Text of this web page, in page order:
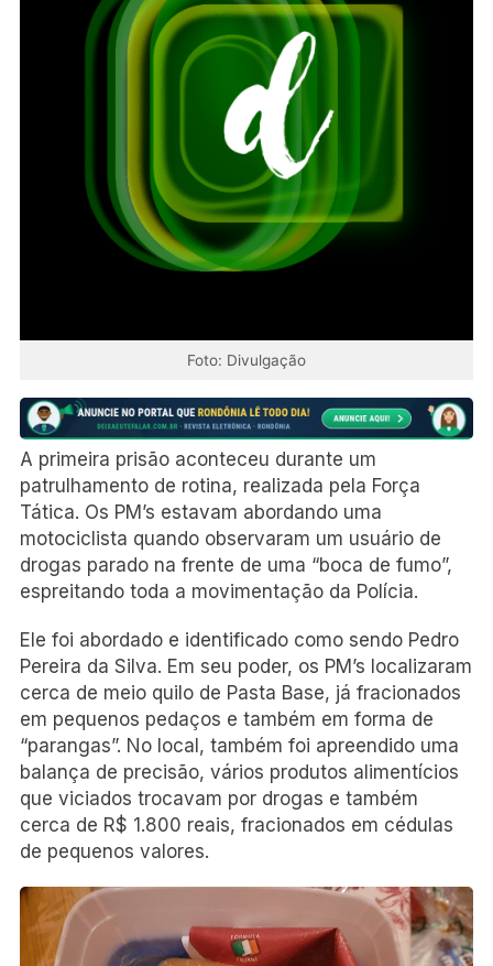
Foto: Divulgação
A primeira prisão aconteceu durante um
patrulhamento de rotina, realizada pela Força
Tática. Os PM’s estavam abordando uma
motociclista quando observaram um usuário de
drogas parado na frente de uma “boca de fumo”,
espreitando toda a movimentação da Polícia.
Ele foi abordado e identificado como sendo Pedro
Pereira da Silva. Em seu poder, os PM’s localizaram
cerca de meio quilo de Pasta Base, já fracionados
em pequenos pedaços e também em forma de
“parangas”. No local, também foi apreendido uma
balança de precisão, vários produtos alimentícios
que viciados trocavam por drogas e também
cerca de R$ 1.800 reais, fracionados em cédulas
de pequenos valores.